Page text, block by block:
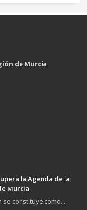
de Murcia
la Agenda de la
Murcia
se constituye como...